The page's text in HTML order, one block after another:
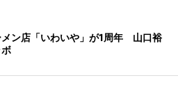
メン店「いわいや」が1周年 山口裕